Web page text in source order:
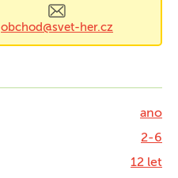
obchod@svet-her.cz
ano
2-6
12 let